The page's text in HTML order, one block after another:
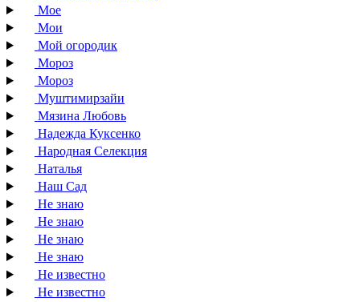
Мое
Мои
Мой огородик
Мороз
Мороз
Муштимирзайи
Мязина Любовь
Надежда Куксенко
Народная Селекция
Наталья
Наш Сад
Не знаю
Не знаю
Не знаю
Не знаю
Не известно
Не известно